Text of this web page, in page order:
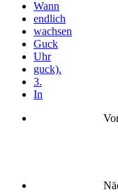
Wann
endlich
wachsen
Guck
Uhr
guck).
3.
In